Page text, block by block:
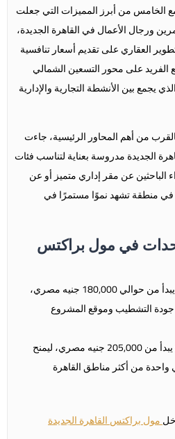
الخامس من أبرز المميزات التي جعلت
ورجال الأعمال في القاهرة الجديدة،
العقاري على تقديم أسعار تنافسية
الفريد على محور التسعين الشمالي
يجمع بين الأنشطة التجارية والإدارية
من أهم المحاور الرئيسية، جاءت
الجديدة مدروسة بعناية لتناسب فئات
عن مقر إداري متميز أو عن
منطقة تشهد نموًا مستمرًا في
في مول براكتس
سعر المتر للوحدات الإدارية: يبدأ من حوالي 180,000 جنيه مصري،
التشطيب وموقع المشروع
سعر المتر للوحدات التجارية: يبدأ من 205,000 جنيه مصري، ليمنح
من أكثر مناطق القاهرة
مول براكتس القاهرة الجديدة